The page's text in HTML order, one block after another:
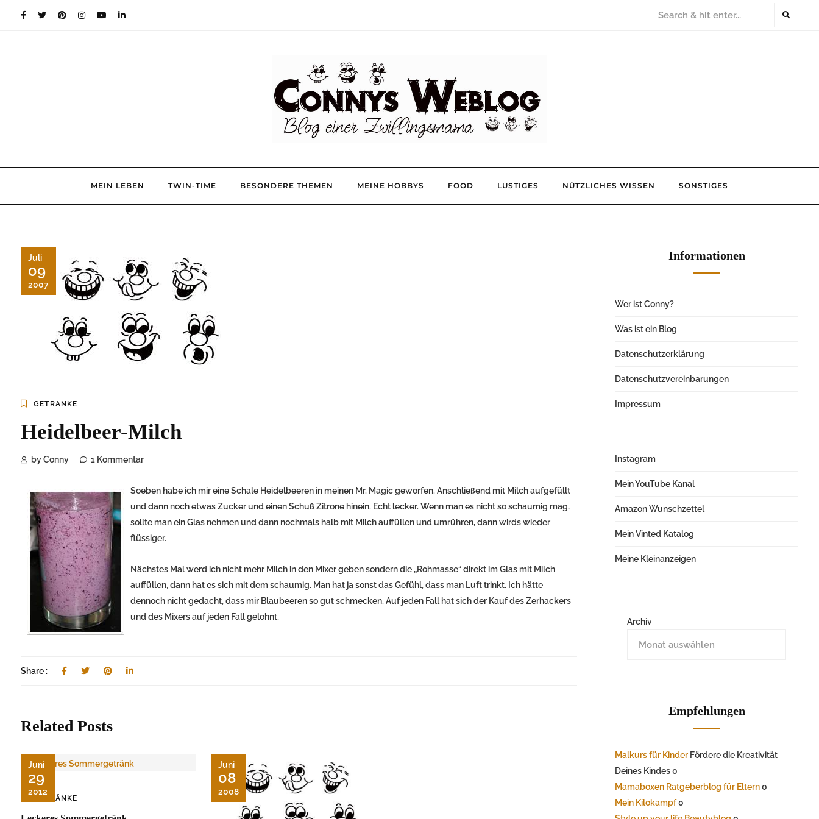
MEIN LEBEN TWIN-TIME BESONDERE THEMEN MEINE HOBBYS FOOD LUSTIGES NÜTZLICHES WISSEN SONSTIGES
Juli
09
2007
GETRÄNKE
Heidelbeer-Milch
by Conny 1 Kommentar
Soeben habe ich mir eine Schale Heidelbeeren in meinen Mr. Magic geworfen. Anschließend mit Milch aufgefüllt
und dann noch etwas Zucker und einen Schuß Zitrone hinein. Echt lecker. Wenn man es nicht so schaumig mag,
sollte man ein Glas nehmen und dann nochmals halb mit Milch auffüllen und umrühren, dann wirds wieder
flüssiger.
Nächstes Mal werd ich nicht mehr Milch in den Mixer geben sondern die „Rohmasse“ direkt im Glas mit Milch
auffüllen, dann hat es sich mit dem schaumig. Man hat ja sonst das Gefühl, dass man Luft trinkt. Ich hätte
dennoch nicht gedacht, dass mir Blaubeeren so gut schmecken. Auf jeden Fall hat sich der Kauf des Zerhackers
und des Mixers auf jeden Fall gelohnt.
Share :
Related Posts
Juni
29
2012
GETRÄNKE
Juni
08
2008
Informationen
Wer ist Conny?
Was ist ein Blog
Datenschutzerklärung
Datenschutzvereinbarungen
Impressum
Instagram
Mein YouTube Kanal
Amazon Wunschzettel
Mein Vinted Katalog
Meine Kleinanzeigen
Archiv
Empfehlungen
Malkurs für Kinder Fördere die Kreativität
Deines Kindes 0
Mamaboxen Ratgeberblog für Eltern0
Mein Kilokampf0